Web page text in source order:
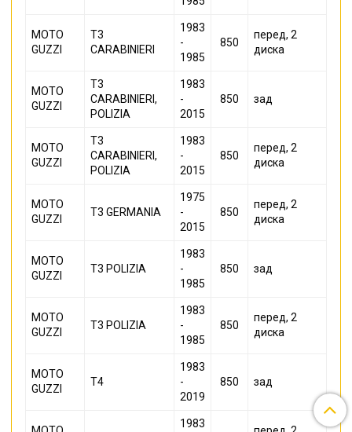
MOTO
GUZZI
T3
CARABINIERI
1983
-
1985
850
перед, 2
диска
MOTO
GUZZI
T3
CARABINIERI,
POLIZIA
1983
-
2015
850 зад
MOTO
GUZZI
T3
CARABINIERI,
POLIZIA
1983
-
2015
850
перед, 2
диска
MOTO
GUZZI
T3 GERMANIA
1975
-
2015
850
перед, 2
диска
MOTO
GUZZI
T3 POLIZIA
1983
-
1985
850 зад
MOTO
GUZZI
T3 POLIZIA
1983
-
1985
850
перед, 2
диска
MOTO
GUZZI
T4
1983
-
2019
850 зад
1983